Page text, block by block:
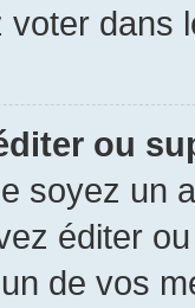
dans
ou
soyez un
éditer
de vos